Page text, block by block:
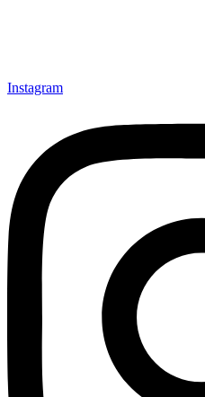
Instagram